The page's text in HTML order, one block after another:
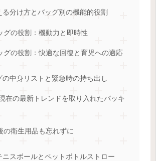
る分け方とバッグ別の機能的役割
グの役割：機動力と即時性
グの役割：快適な回復と育児への適応
の中身リストと緊急時の持ち出し
在の最新トレンドを取り入れたパッキ
の衛生用品も忘れずに
ニスボールとペットボトルストロー